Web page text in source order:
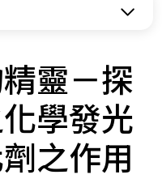
靈－探
學發光
之作用